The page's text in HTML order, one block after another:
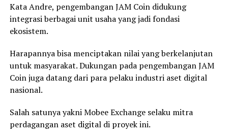
Kata Andre, pengembangan JAM Coin didukung
integrasi berbagai unit usaha yang jadi fondasi
ekosistem.
Harapannya bisa menciptakan nilai yang berkelanjutan
untuk masyarakat. Dukungan pada pengembangan JAM
Coin juga datang dari para pelaku industri aset digital
nasional.
Salah satunya yakni Mobee Exchange selaku mitra
perdagangan aset digital di proyek ini.